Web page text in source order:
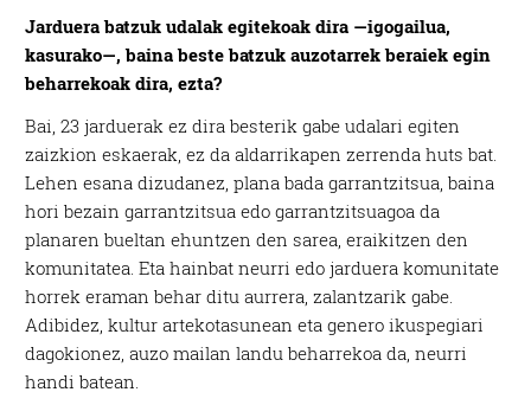
Jarduera batzuk udalak egitekoak dira —igogailua,
kasurako—, baina beste batzuk auzotarrek beraiek egin
beharrekoak dira, ezta?
Bai, 23 jarduerak ez dira besterik gabe udalari egiten
zaizkion eskaerak, ez da aldarrikapen zerrenda huts bat.
Lehen esana dizudanez, plana bada garrantzitsua, baina
hori bezain garrantzitsua edo garrantzitsuagoa da
planaren bueltan ehuntzen den sarea, eraikitzen den
komunitatea. Eta hainbat neurri edo jarduera komunitate
horrek eraman behar ditu aurrera, zalantzarik gabe.
Adibidez, kultur artekotasunean eta genero ikuspegiari
dagokionez, auzo mailan landu beharrekoa da, neurri
handi batean.